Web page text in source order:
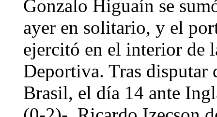
Gonzalo Higuaín se
ayer en solitario, y el
ejercitó en el interior de
Deportiva. Tras disputar
Brasil, el día 14 ante